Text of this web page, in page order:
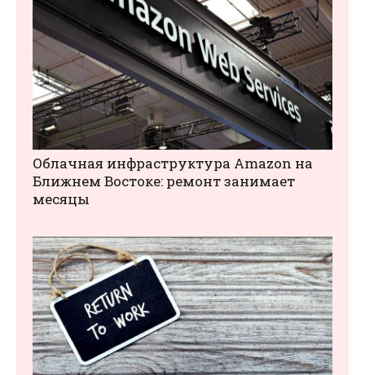
Облачная инфраструктура Amazon на
Ближнем Востоке: ремонт занимает
месяцы